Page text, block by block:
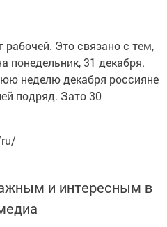
рабочей. Это связано с тем,
понедельник, 31 декабря.
неделю декабря россияне
подряд. Зато 30
и интересным в